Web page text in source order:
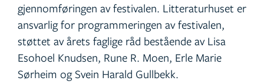
gjennomføringen av festivalen. Litteraturhuset er
ansvarlig for programmeringen av festivalen,
støttet av årets faglige råd bestående av Lisa
Esohoel Knudsen, Rune R. Moen, Erle Marie
Sørheim og Svein Harald Gullbekk.